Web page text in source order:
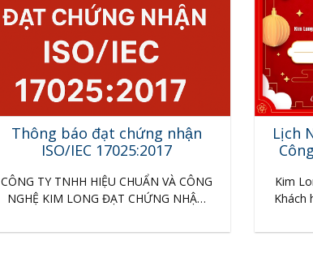
Thông báo đạt chứng nhận
ISO/IEC 17025:2017
CÔNG TY TNHH HIỆU CHUẨN VÀ CÔNG
NGHỆ KIM LONG ĐẠT CHỨNG NHẬN
chuẩn và Công nghệ Kim Long tự hào
Lịch
Kim
Khách
chúng